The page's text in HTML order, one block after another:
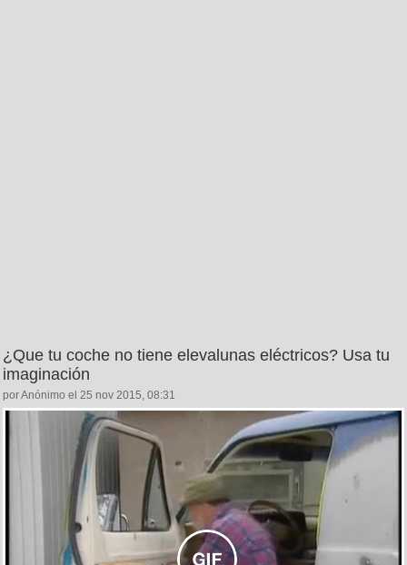
¿Que tu coche no tiene elevalunas eléctricos? Usa tu
imaginación
por Anónimo el 25 nov 2015, 08:31